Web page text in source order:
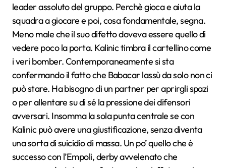
leader assoluto del gruppo. Perchè gioca e aiuta la
squadra a giocare e poi, cosa fondamentale, segna.
Meno male che il suo difetto doveva essere quello di
vedere poco la porta. Kalinic timbra il cartellino come
i veri bomber. Contemporaneamente si sta
confermando il fatto che Babacar lassù da solo non ci
può stare. Ha bisogno di un partner per aprirgli spazi
o per allentare su di sé la pressione dei difensori
avversari. Insomma la sola punta centrale se con
Kalinic può avere una giustificazione, senza diventa
una sorta di suicidio di massa. Un po’ quello che è
successo con l’Empoli, derby avvelenato che